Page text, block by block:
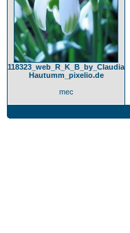
118323_web_R_K_B_by_Claudia
Hautumm_pixelio.de
mec